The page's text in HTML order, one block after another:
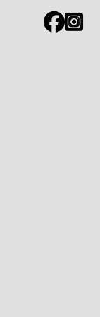
Link zur
Link